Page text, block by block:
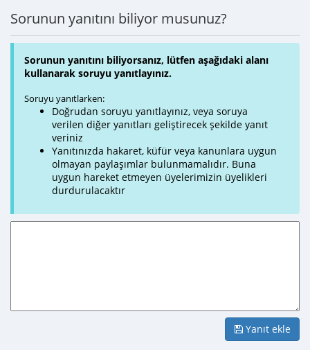
Sorunun yanıtını biliyor musunuz?
Sorunun yanıtını biliyorsanız, lütfen aşağıdaki alanı
kullanarak soruyu yanıtlayınız.
Soruyu yanıtlarken:
Doğrudan soruyu yanıtlayınız, veya soruya
verilen diğer yanıtları geliştirecek şekilde yanıt
veriniz
Yanıtınızda hakaret, küfür veya kanunlara uygun
olmayan paylaşımlar bulunmamalıdır. Buna
uygun hareket etmeyen üyelerimizin üyelikleri
durdurulacaktır
Yanıt ekle